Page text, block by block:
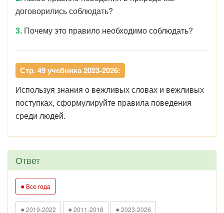
договорились соблюдать?
3. Почему это правило необходимо соблюдать?
Стр. 49 учебника 2023-2026:
Используя знания о вежливых словах и вежливых
поступках, сформулируйте правила поведения
среди людей.
Ответ
● Все года
● 2019-2022 ● 2011-2018 ● 2023-2026